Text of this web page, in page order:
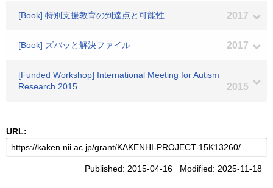
[Book] 特別支援教育の到達点と可能性 2017
[Book] ズバッと解決ファイル 2017
[Funded Workshop] International Meeting for Autism
Research 2015
2015
URL:
Published: 2015-04-16 Modified: 2025-11-18